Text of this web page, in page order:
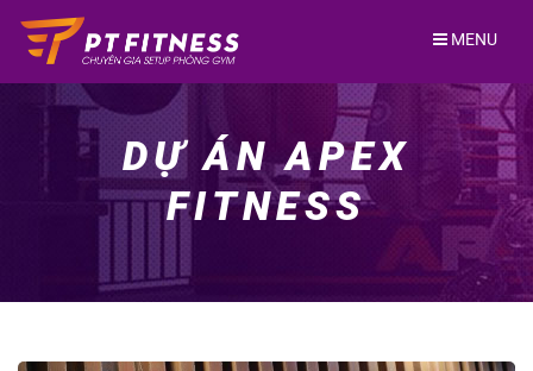
content
MENU
DỰ ÁN APEX
FITNESS